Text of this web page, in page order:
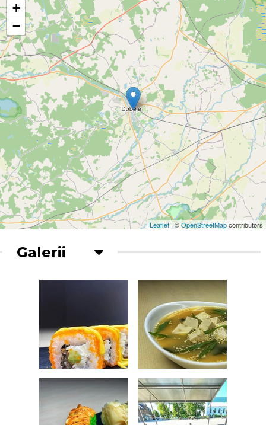
+
−
Leaflet| ©OpenStreetMapcontributors
Galerii